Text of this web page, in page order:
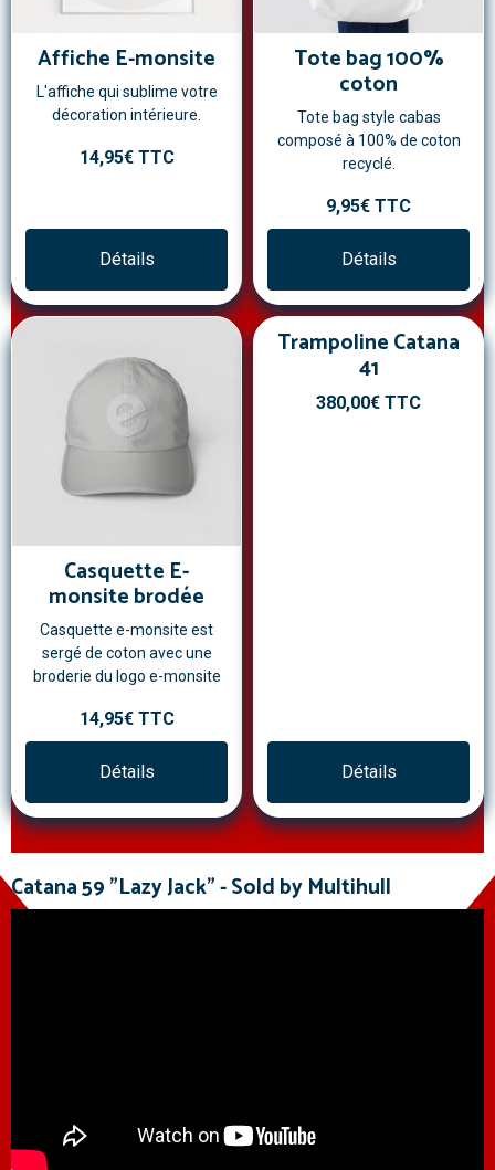
Affiche E-monsite
L'affiche qui sublime votre
décoration intérieure.
14,95€ TTC
Détails
Tote bag 100%
coton
Tote bag style cabas
composé à 100% de coton
recyclé.
9,95€ TTC
Détails
Casquette E-
monsite brodée
Casquette e-monsite est
sergé de coton avec une
broderie du logo e-monsite
14,95€ TTC
Détails
Trampoline Catana
41
380,00€ TTC
Détails
Catana 59 "Lazy Jack" - Sold by Multihull